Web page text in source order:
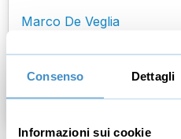
Consenso Dettagli
Informazioni sui cookie
Marco De Veglia
pioniere del Brand Posit...
23
€147,00+IVA
€39,90+IVA